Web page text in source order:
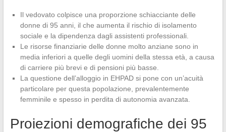
Il vedovato colpisce una proporzione schiacciante delle
donne di 95 anni, il che aumenta il rischio di isolamento
sociale e la dipendenza dagli assistenti professionali.
Le risorse finanziarie delle donne molto anziane sono in
media inferiori a quelle degli uomini della stessa età, a causa
di carriere più brevi e di pensioni più basse.
La questione dell’alloggio in EHPAD si pone con un’acuità
particolare per questa popolazione, prevalentemente
femminile e spesso in perdita di autonomia avanzata.
Proiezioni demografiche dei 95